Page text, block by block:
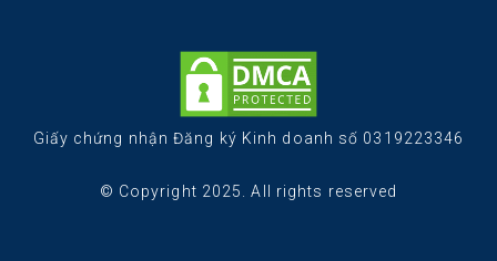
Giấy chứng nhận Đăng ký Kinh doanh số 0319223346
© Copyright 2025. All rights reserved